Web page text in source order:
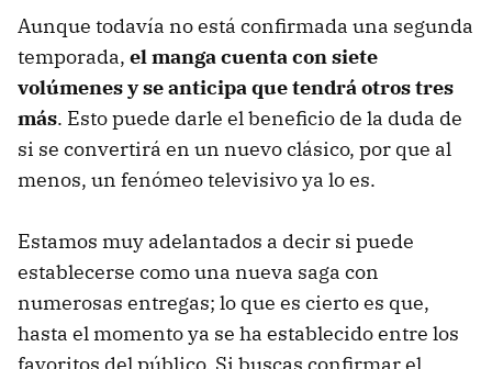
Aunque todavía no está confirmada una segunda
temporada, el manga cuenta con siete
volúmenes y se anticipa que tendrá otros tres
más. Esto puede darle el beneficio de la duda de
si se convertirá en un nuevo clásico, por que al
menos, un fenómeo televisivo ya lo es.
Estamos muy adelantados a decir si puede
establecerse como una nueva saga con
numerosas entregas; lo que es cierto es que,
hasta el momento ya se ha establecido entre los